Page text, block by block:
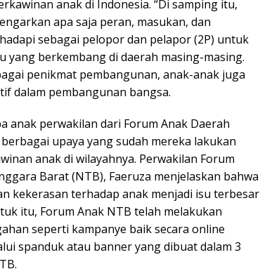
anak di Indonesia. “Di samping itu,
apa saja peran, masukan, dan
sebagai pelopor dan pelapor (2P) untuk
yang berkembang di daerah masing-masing.
penikmat pembangunan, anak-anak juga
dalam pembangunan bangsa.
anak perwakilan dari Forum Anak Daerah
upaya yang sudah mereka lakukan
anak di wilayahnya. Perwakilan Forum
Barat (NTB), Faeruza menjelaskan bahwa
kekerasan terhadap anak menjadi isu terbesar
itu, Forum Anak NTB telah melakukan
seperti kampanye baik secara online
spanduk atau banner yang dibuat dalam 3